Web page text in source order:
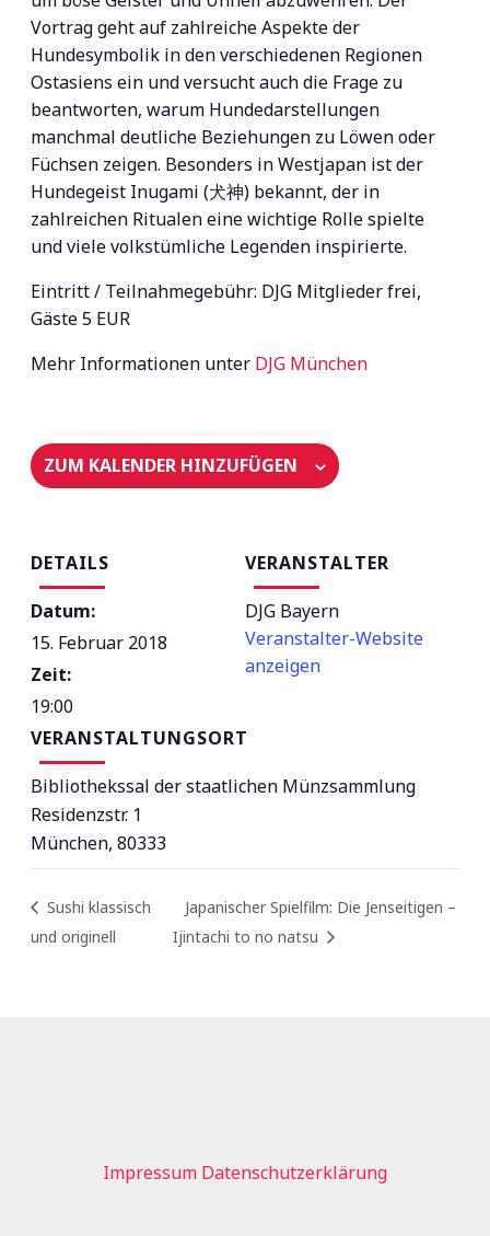
Vortrag geht auf zahlreiche Aspekte der
Hundesymbolik in den verschiedenen Regionen
Ostasiens ein und versucht auch die Frage zu
beantworten, warum Hundedarstellungen
manchmal deutliche Beziehungen zu Löwen oder
Füchsen zeigen. Besonders in Westjapan ist der
Hundegeist Inugami (犬神) bekannt, der in
zahlreichen Ritualen eine wichtige Rolle spielte
und viele volkstümliche Legenden inspirierte.
Eintritt / Teilnahmegebühr: DJG Mitglieder frei,
Gäste 5 EUR
Mehr Informationen unter DJG München
ZUM KALENDER HINZUFÜGEN
DETAILS
Datum:
15. Februar 2018
Zeit:
19:00
VERANSTALTUNGSORT
Bibliothekssal der staatlichen Münzsammlung
Residenzstr. 1
München, 80333
VERANSTALTER
DJG Bayern
Veranstalter-Website
anzeigen
Sushi klassisch
und originell
Japanischer Spielfilm: Die Jenseitigen –
Ijintachi to no natsu
Impressum Datenschutzerklärung